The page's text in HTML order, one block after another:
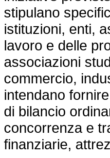
stipulano
istituzioni, enti,
lavoro e delle
associazioni
commercio,
intendano
di bilancio
concorrenza e
finanziarie,